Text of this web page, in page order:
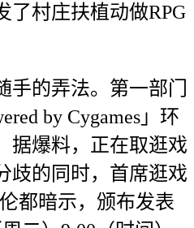
了村庄扶植动做RPG
的弄法。第一部门
by Cygames」环
据爆料，正在取逛戏
歧的同时，首席逛戏
都暗示，颁布发表